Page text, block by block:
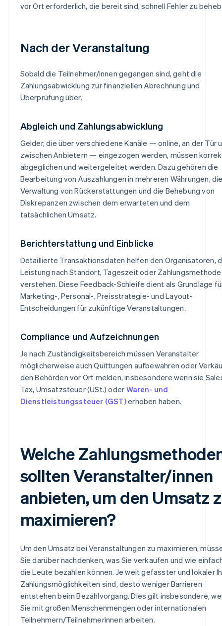
vor Ort erforderlich, die bereit sind, schnell Fehler zu
Nach der Veranstaltung
Sobald die Teilnehmer/innen gegangen sind, geht die
Zahlungsabwicklung zur finanziellen Abrechnung und
Überprüfung über.
Abgleich und Zahlungsabwicklung
Gelder, die über verschiedene Kanäle — online, an der Tür
zwischen Anbietern — eingezogen werden, müssen
abgeglichen und weitergeleitet werden. Dazu gehören die
Bearbeitung von Auszahlungen in mehreren Währungen,
Verwaltung von Rückerstattungen und die Behebung von
Diskrepanzen zwischen dem erwarteten und dem
tatsächlichen Umsatz.
Berichterstattung und Einblicke
Detaillierte Transaktionsdaten helfen den Organisatoren,
Leistung nach Standort, Tageszeit oder
verstehen. Diese Feedback-Schleife dient als Grundlage
Marketing-, Personal-, Preisstrategie- und Layout-
Entscheidungen für zukünftige Veranstaltungen.
Compliance und Aufzeichnungen
Je nach Zuständigkeitsbereich müssen Veranstalter
möglicherweise auch Quittungen aufbewahren oder
den Behörden vor Ort melden, insbesondere wenn sie
Tax, Umsatzsteuer (USt.) oder Waren- und
Dienstleistungssteuer (GST)erhoben haben.
Welche
sollten Veranstalter/innen
anbieten, um den Umsatz
maximieren?
Um den Umsatz bei Veranstaltungen zu maximieren,
Sie darüber nachdenken, was Sie verkaufen und wie
die Leute bezahlen können. Je weit gefasster und lokaler
Zahlungsmöglichkeiten sind, desto weniger Barrieren
entstehen beim Bezahlvorgang. Dies gilt insbesondere,
Sie mit großen Menschenmengen oder internationalen
Teilnehmern/Teilnehmerinnen arbeiten.